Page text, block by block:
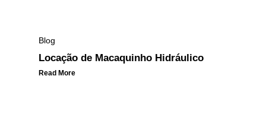
Blog
Locação de Macaquinho Hidráulico
Read More